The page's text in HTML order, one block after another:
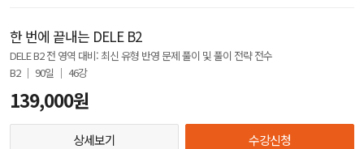
한 번에 끝내는 DELE B2
DELE B2 전 영역 대비: 최신 유형 반영 문제 풀이 및 풀이 전략 전수
B2 │ 90일 │ 46강
139,000원
상세보기 수강신청